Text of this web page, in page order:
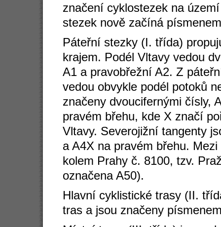
značení cyklostezek na
stezek nově začíná
Páteřní stezky (I. třída)
krajem. Podél Vltavy vedou
A1 a pravobřežní A2. Z
vedou obvykle podél potoků
značeny dvoucifernými čísly,
pravém břehu, kde X značí
Vltavy. Severojižní tangenty
a A4X na pravém břehu.
kolem Prahy č. 8100, tzv.
označena A50).
Hlavní cyklistické trasy (II.
tras a jsou značeny